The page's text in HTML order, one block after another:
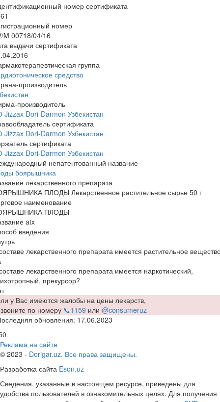
номер сертификата
номер
M 00718/04/16
выдачи сертификата
группа
средство
производитель
производитель
Jizzax Dori-Darmon Узбекистан
сертификата
Jizzax Dori-Darmon Узбекистан
сертификата
Jizzax Dori-Darmon Узбекистан
непатентованный название
боярышника
лекарственного препарата
ПЛОДЫ Лекарственное растительное сырье 50 г
наименование
ПЛОДЫ
atx
введения
лекарственного препарата имеется растительное
лекарственного препарата имеется наркотический,
прекурсор?
у Вас имеются жалобы на цены лекарств,
по номеру 📞1159 или @consumeruz
обновления: 17.06.2023
Реклама на сайте
© 2023 - Dorigar.uz. Все права защищены.
Разработка сайта Eson.uz
Сведения, указанные в настоящем ресурсе, приведены для
удобства пользователей в ознакомительных целях. Для получения